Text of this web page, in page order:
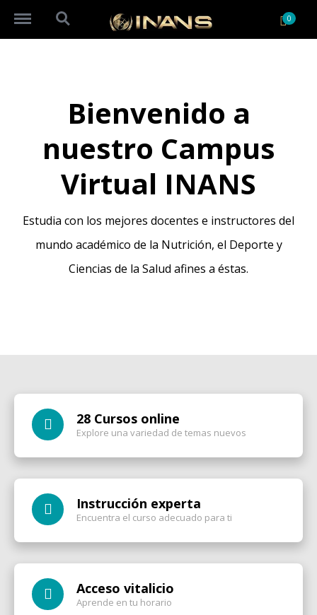
https://inauniversity.org/virtualcampus/menu
https://inauniversity.org/virtualcampus/search
0
Bienvenido a
nuestro Campus
Virtual INANS
Estudia con los mejores docentes e instructores del
mundo académico de la Nutrición, el Deporte y
Ciencias de la Salud afines a éstas.
28 Cursos online
Explore una variedad de temas nuevos
Instrucción experta
Encuentra el curso adecuado para ti
Acceso vitalicio
Aprende en tu horario